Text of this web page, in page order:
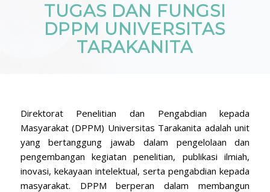
TUGAS DAN FUNGSI
DPPM UNIVERSITAS
TARAKANITA
Direktorat Penelitian dan Pengabdian kepada
Masyarakat (DPPM) Universitas Tarakanita adalah unit
yang bertanggung jawab dalam pengelolaan dan
pengembangan kegiatan penelitian, publikasi ilmiah,
inovasi, kekayaan intelektual, serta pengabdian kepada
masyarakat. DPPM berperan dalam membangun